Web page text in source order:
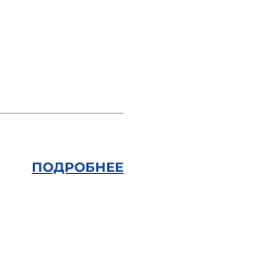
ПОДРОБНЕЕ